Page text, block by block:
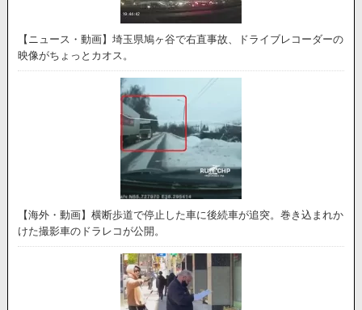
【ニュース・動画】埼玉県鳩ヶ谷で右直事故、ドライブレコーダーの
映像がちょっとカオス。
【海外・動画】横断歩道で停止した車に後続車が追突。巻き込まれか
けた撮影車のドラレコが公開。